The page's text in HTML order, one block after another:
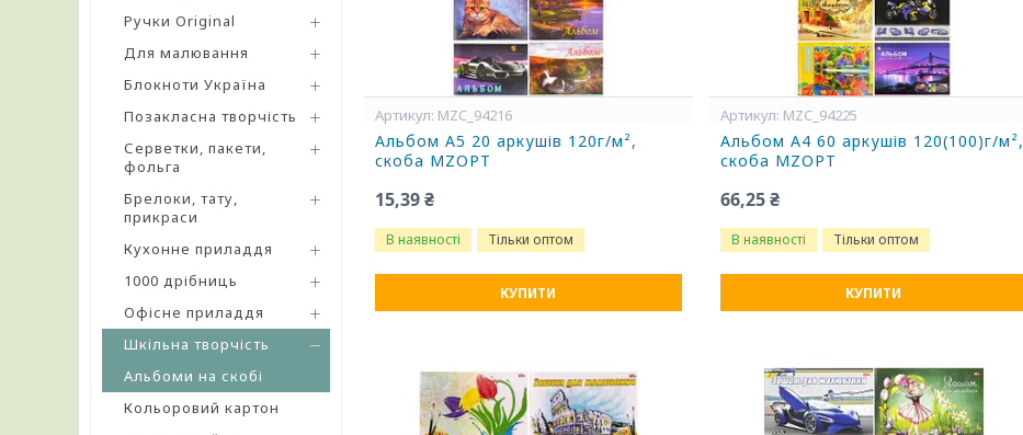
Ручки Original
Для малювання
Блокноти Україна
Позакласна творчість
Серветки, пакети,
фольга
Брелоки, тату,
прикраси
Кухонне приладдя
1000 дрібниць
Офісне приладдя
Шкільна творчість
Альбоми на скобі
Кольоровий картон
MZC_94216
Альбом А5 20 аркушів 120г/м²,
скоба MZOPT
15,39 ₴
В наявності Тільки оптом
КУПИТИ
MZC_94225
Альбом А4 60 аркушів 120(100)г/м²,
скоба MZOPT
66,25 ₴
В наявності Тільки оптом
КУПИТИ